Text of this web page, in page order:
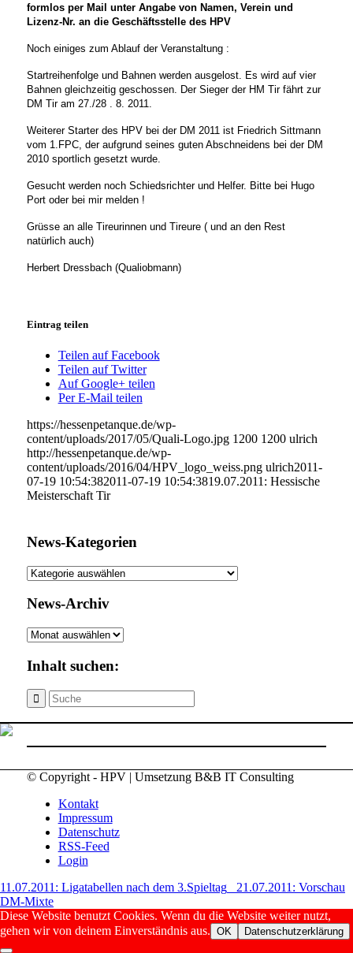
formlos per Mail unter Angabe von Namen, Verein und
Lizenz-Nr. an die Geschäftsstelle des HPV
Noch einiges zum Ablauf der Veranstaltung :
Startreihenfolge und Bahnen werden ausgelost. Es wird auf vier
Bahnen gleichzeitig geschossen. Der Sieger der HM Tir fährt zur
DM Tir am 27./28 . 8. 2011.
Weiterer Starter des HPV bei der DM 2011 ist Friedrich Sittmann
vom 1.FPC, der aufgrund seines guten Abschneidens bei der DM
2010 sportlich gesetzt wurde.
Gesucht werden noch Schiedsrichter und Helfer. Bitte bei Hugo
Port oder bei mir melden !
Grüsse an alle Tireurinnen und Tireure ( und an den Rest
natürlich auch)
Herbert Dressbach (Qualiobmann)
Eintrag teilen
Teilen auf Facebook
Teilen auf Twitter
Auf Google+ teilen
Per E-Mail teilen
https://hessenpetanque.de/wp-
content/uploads/2017/05/Quali-Logo.jpg 1200 1200 ulrich
http://hessenpetanque.de/wp-
content/uploads/2016/04/HPV_logo_weiss.png ulrich2011-
07-19 10:54:382011-07-19 10:54:3819.07.2011: Hessische
Meisterschaft Tir
News-Kategorien
News-
News-Archiv
News-
Inhalt suchen:
© Copyright - HPV | Umsetzung B&B IT Consulting
Kontakt
Impressum
Datenschutz
RSS-Feed
Login
11.07.2011: Ligatabellen nach dem 3.Spieltag
21.07.2011: Vorschau
DM-Mixte
Diese Website benutzt Cookies. Wenn du die Website weiter nutzt,
gehen wir von deinem Einverständnis aus. OK Datenschutzerklärung